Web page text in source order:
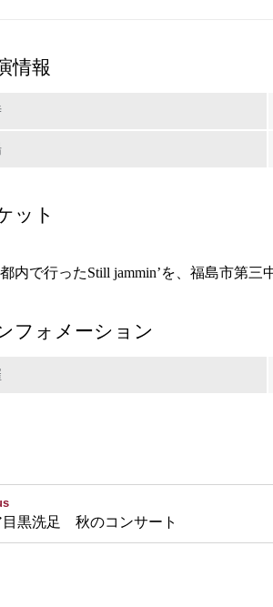
情報
ット
内で行ったStill jammin’を、福島市第三
フォメーション
目黒洗足 秋のコンサート